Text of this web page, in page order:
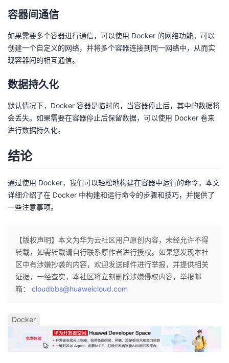
容器间通信
如果需要多个容器进行通信，可以使用 Docker 的网络功能。可以
创建一个自定义的网络，并将多个容器连接到同一网络中，从而实
现容器间的相互通信。
数据持久化
默认情况下，Docker 容器是临时的，当容器停止后，其中的数据将
会丢失。如果需要在容器停止后保留数据，可以使用 Docker 卷来
进行数据持久化。
结论
通过使用 Docker，我们可以轻松地构建在容器中运行的命令。本文
详细介绍了在 Docker 中构建和运行命令的步骤和技巧，并提供了
一些注意事项。
【版权声明】本文为华为云社区用户原创内容，未经允许不得
转载，如需转载请自行联系原作者进行授权。如果您发现本社
区中有涉嫌抄袭的内容，欢迎发送邮件进行举报，并提供相关
证据，一经查实，本社区将立刻删除涉嫌侵权内容，举报邮
箱： cloudbbs@huaweicloud.com
Docker